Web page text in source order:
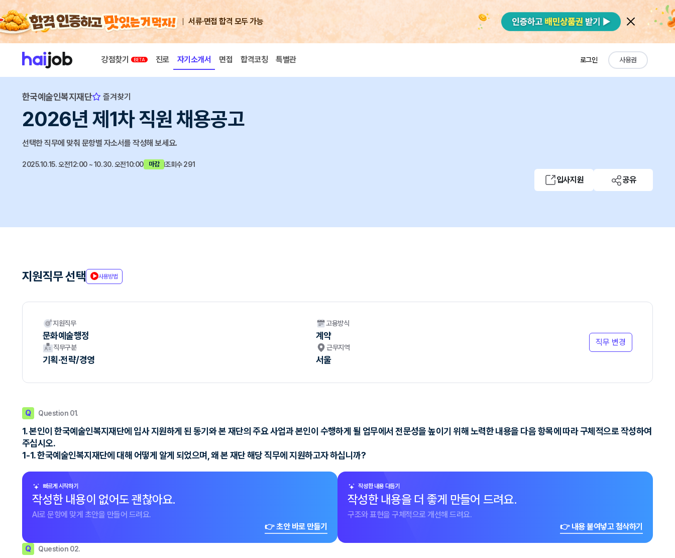
서류·면접 합격 모두 가능
강점찾기 진로 자기소개서 면접 합격코칭 특별관 로그인 사용권
한국예술인복지재단 즐겨찾기
2026년 제1차 직원 채용공고
선택한 직무에 맞춰 문항별 자소서를 작성해 보세요.
2025.10.15. 오전12:00 ~ 10.30. 오전10:00 마감 조회수 291
입사지원 공유
지원직무 선택 사용방법
지원직무
문화예술행정
고용방식
계약
직무구분
기획·전략/경영
근무지역
서울
직무 변경
Q Question 01.
1. 본인이 한국예술인복지재단에 입사 지원하게 된 동기와 본 재단의 주요 사업과 본인이 수행하게 될 업무에서 전문성을 높이기 위해 노력한 내용을 다음 항목에 따라 구체적으로 작성하여
주십시오.
1-1. 한국예술인복지재단에 대해 어떻게 알게 되었으며, 왜 본 재단 해당 직무에 지원하고자 하십니까?
빠르게 시작하기
작성한 내용이 없어도 괜찮아요.
AI로 문항에 맞게 초안을 만들어 드려요.
👉 초안 바로 만들기
작성한 내용 다듬기
작성한 내용을 더 좋게 만들어 드려요.
구조와 표현을 구체적으로 개선해 드려요.
👉 내용 붙여넣고 첨삭하기
Q Question 02.